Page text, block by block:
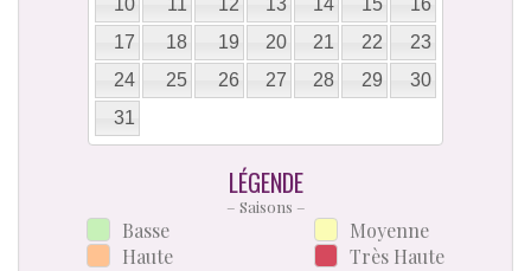
10
11 12 13 14 15
16
17
18 19 20 21 22
23
24
25 26 27 28 29
30
31
LÉGENDE
– Saisons –
Basse
Haute
Moyenne
Très Haute